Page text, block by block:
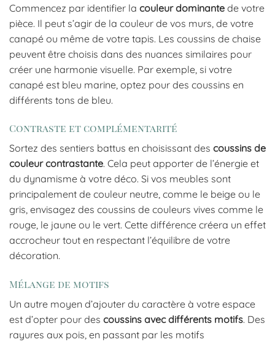
Commencez par identifier la couleur dominante de votre
pièce. Il peut s’agir de la couleur de vos murs, de votre
canapé ou même de votre tapis. Les coussins de chaise
peuvent être choisis dans des nuances similaires pour
créer une harmonie visuelle. Par exemple, si votre
canapé est bleu marine, optez pour des coussins en
différents tons de bleu.
Contraste et complémentarité
Sortez des sentiers battus en choisissant des coussins de
couleur contrastante. Cela peut apporter de l’énergie et
du dynamisme à votre déco. Si vos meubles sont
principalement de couleur neutre, comme le beige ou le
gris, envisagez des coussins de couleurs vives comme le
rouge, le jaune ou le vert. Cette différence créera un effet
accrocheur tout en respectant l’équilibre de votre
décoration.
Mélange de motifs
Un autre moyen d’ajouter du caractère à votre espace
est d’opter pour des coussins avec différents motifs. Des
rayures aux pois, en passant par les motifs